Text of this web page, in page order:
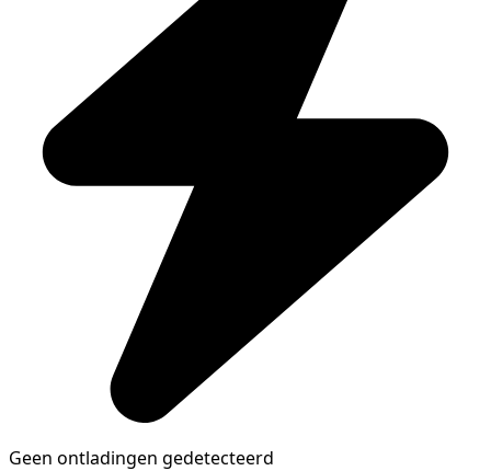
Geen ontladingen gedetecteerd